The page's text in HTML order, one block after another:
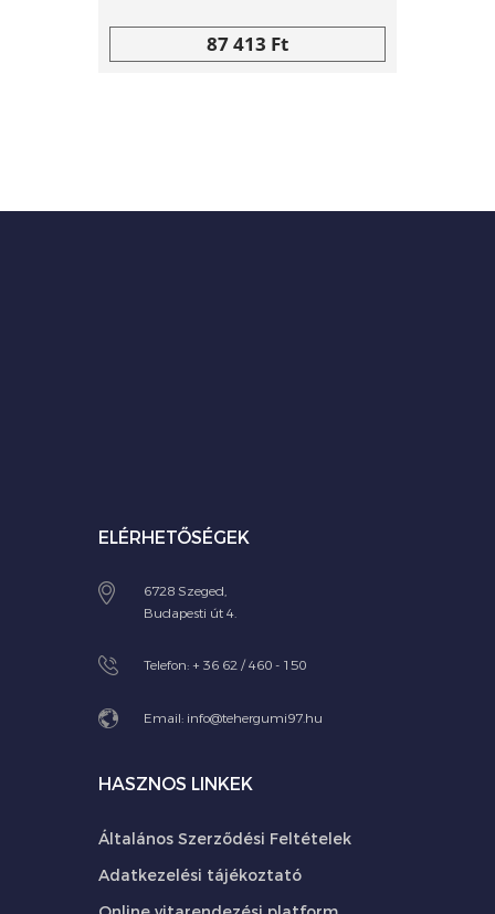
87 413 Ft
ELÉRHETŐSÉGEK
6728 Szeged,
Budapesti út 4.
Telefon: + 36 62 / 460 - 150
Email: info@tehergumi97.hu
HASZNOS LINKEK
Általános Szerződési Feltételek
Adatkezelési tájékoztató